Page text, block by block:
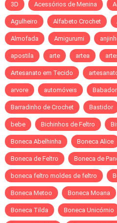
3D Acessórios de Menina
Agulheiro Alfabeto Crochet
Almofada Amigurumi
apostila arte artea
Artesanato em Tecido
arvore automóveis Babador
Barradinho de Crochet Bastidor
bebe Bichinhos de Feltro
Boneca Abelhinha Boneca Alice
Boneca de Feltro Boneca de
boneca feltro moldes de feltro
Boneca Metoo Boneca Moana
Boneca Tilda Boneca Unicórnio